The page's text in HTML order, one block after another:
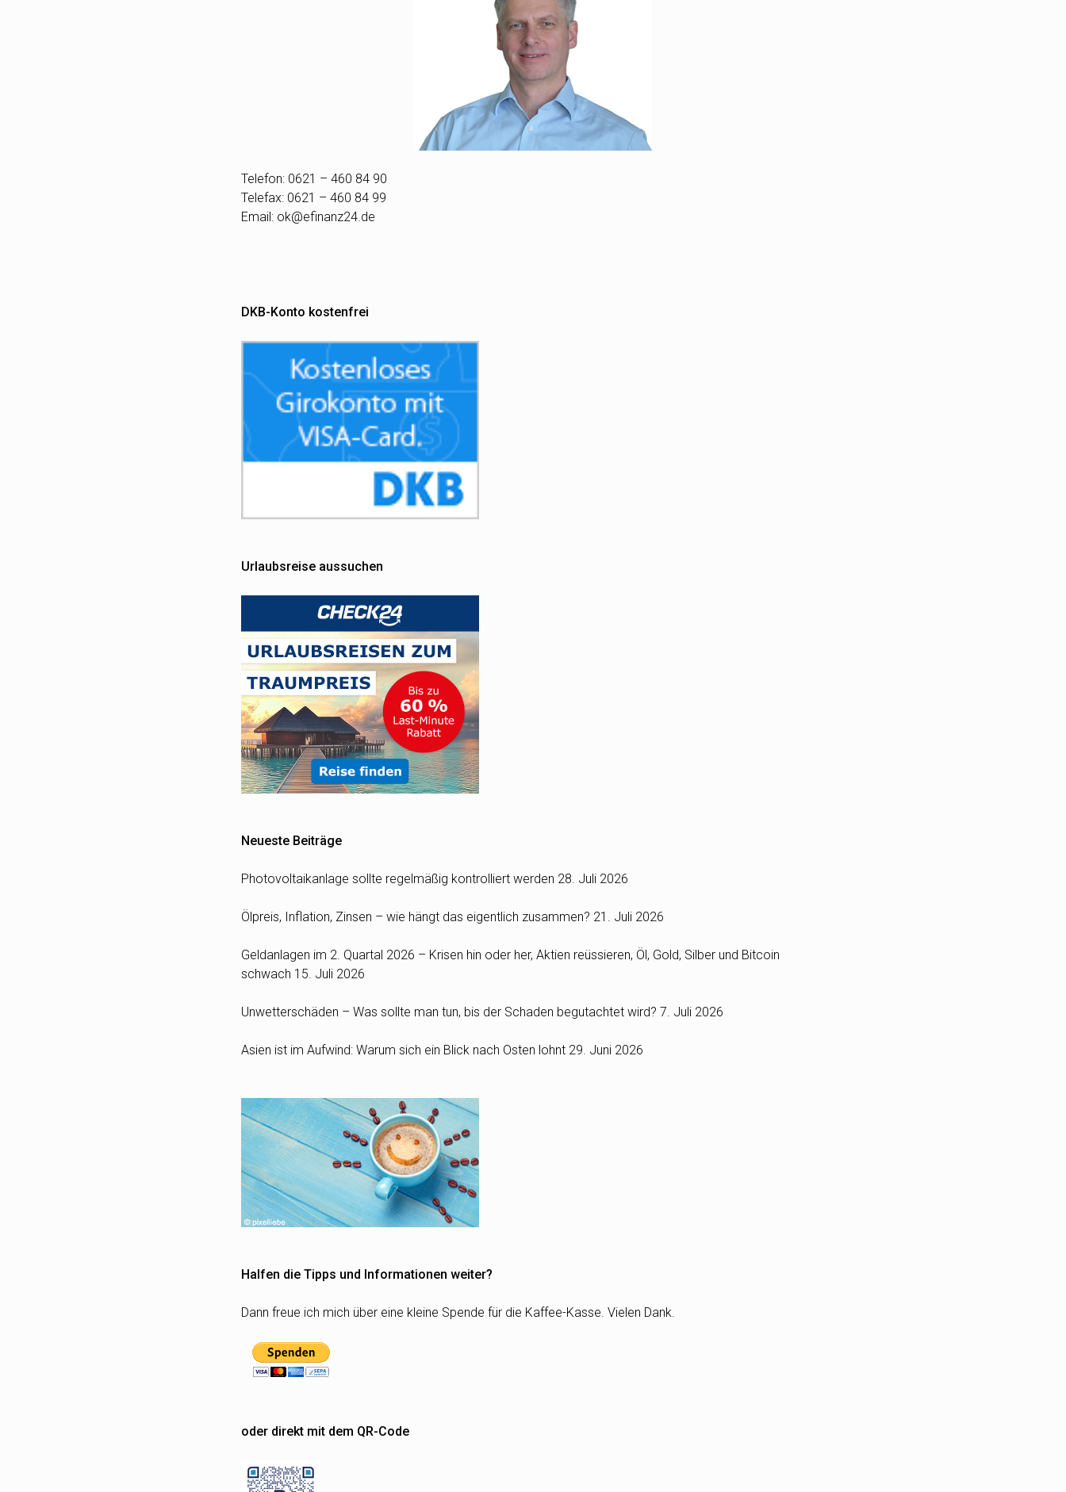
Telefon: 0621 – 460 84 90
Telefax: 0621 – 460 84 99
Email: ok@efinanz24.de
DKB-Konto kostenfrei
Urlaubsreise aussuchen
Neueste Beiträge
Photovoltaikanlage sollte regelmäßig kontrolliert werden 28. Juli 2026
Ölpreis, Inflation, Zinsen – wie hängt das eigentlich zusammen? 21. Juli 2026
Geldanlagen im 2. Quartal 2026 – Krisen hin oder her, Aktien reüssieren, Öl, Gold, Silber und Bitcoin
schwach 15. Juli 2026
Unwetterschäden – Was sollte man tun, bis der Schaden begutachtet wird? 7. Juli 2026
Asien ist im Aufwind: Warum sich ein Blick nach Osten lohnt 29. Juni 2026
Halfen die Tipps und Informationen weiter?
Dann freue ich mich über eine kleine Spende für die Kaffee-Kasse. Vielen Dank.
oder direkt mit dem QR-Code